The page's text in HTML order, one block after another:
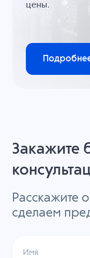
цены.
Закажите
Расскажите
сделаем
Имя